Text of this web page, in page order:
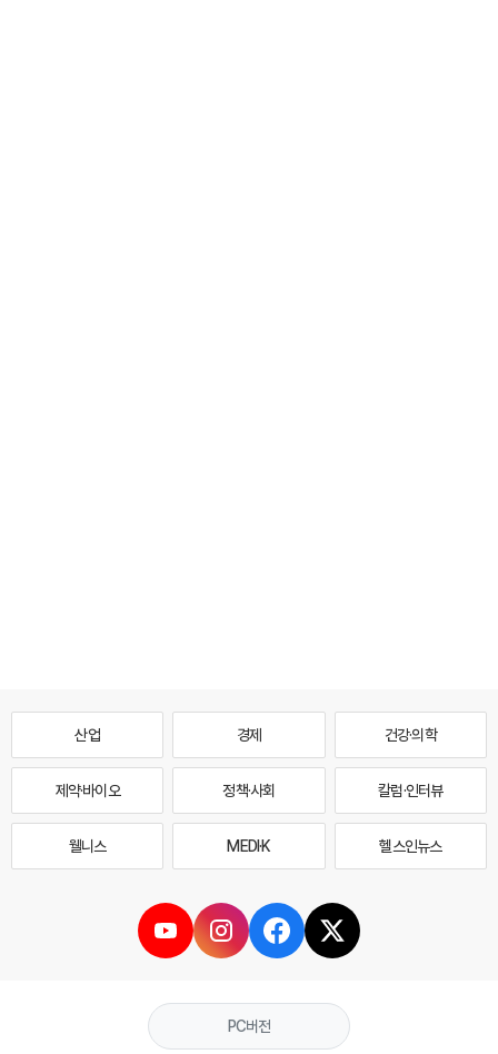
산업 경제 건강·의학
제약·바이오 정책·사회 칼럼·인터뷰
웰니스 MEDI·K 헬스인뉴스
PC버전